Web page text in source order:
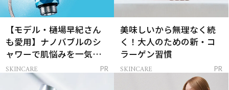
【モデル・樋場早紀さん
も愛用】ナノバブルのシ
ャワーで肌悩みを一気に
解決
SKINCARE PR
美味しいから無理なく続
く！大人のための新・コ
ラーゲン習慣
SKINCARE PR